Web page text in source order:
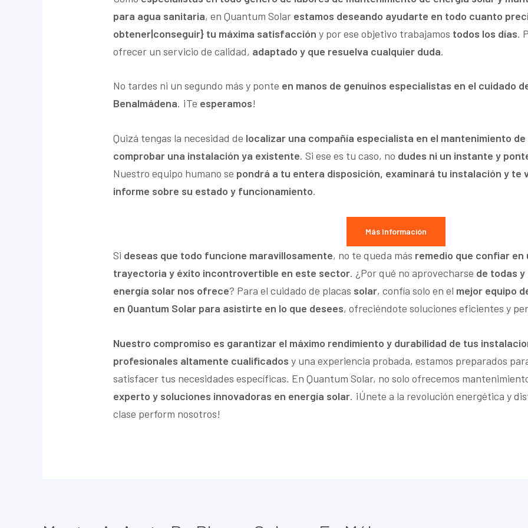
para agua sanitaria, en Quantum Solar estamos deseando ayudarte en todo cuanto
obtener|conseguir} tu máxima satisfacción y por ese objetivo trabajamos todos los días.
ofrecer un servicio de calidad, adaptado y que resuelva cualquier duda.
No tardes ni un segundo más y ponte en manos de genuinos especialistas en el cuidado
Benalmádena. ¡Te esperamos!
Quizá tengas la necesidad de localizar una compañía especialista en el mantenimiento
comprobar una instalación ya existente. Si ese es tu caso, no dudes ni un instante y
Nuestro equipo humano se pondrá a tu entera disposición, examinará tu instalación y te
informe sobre su estado y funcionamiento.
Más Información
Si deseas que todo funcione maravillosamente, no te queda más remedio que confiar en
trayectoria y éxito incontrovertible en este sector. ¿Por qué no aprovecharse de todas
energía solar nos ofrece? Para el cuidado de placas solar, confía solo en el mejor equipo
en Quantum Solar para asistirte en lo que desees, ofreciéndote soluciones eficientes y
Nuestro compromiso es garantizar el máximo rendimiento y durabilidad de tus
profesionales altamente cualificados y una experiencia probada, estamos preparados
satisfacer tus necesidades específicas. En Quantum Solar, no solo ofrecemos
experto y soluciones innovadoras en energía solar. ¡Únete a la revolución energética y
clase perform nosotros!